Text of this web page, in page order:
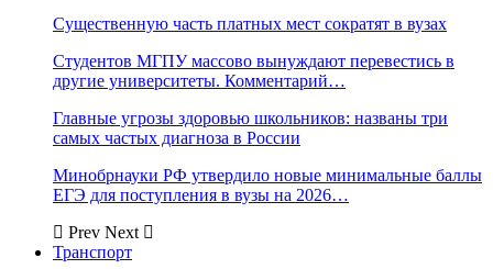
Существенную часть платных мест сократят в вузах
Студентов МГПУ массово вынуждают перевестись в
другие университеты. Комментарий…
Главные угрозы здоровью школьников: названы три
самых частых диагноза в России
Минобрнауки РФ утвердило новые минимальные баллы
ЕГЭ для поступления в вузы на 2026…
Prev Next
Транспорт